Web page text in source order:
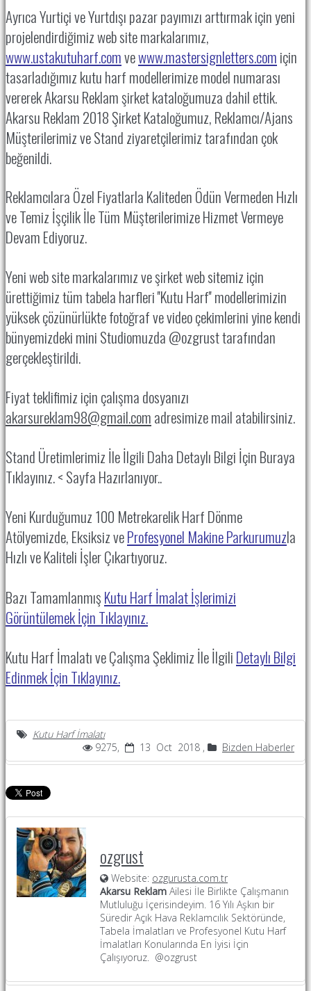
Ayrıca Yurtiçi ve Yurtdışı pazar payımızı arttırmak için yeni
projelendirdiğimiz web site markalarımız,
www.ustakutuharf.comvewww.mastersignletters.comiçin
tasarladığımız kutu harf modellerimize model numarası
vererek Akarsu Reklam şirket kataloğumuza dahil ettik.
Akarsu Reklam 2018 Şirket Kataloğumuz, Reklamcı/Ajans
Müşterilerimiz ve Stand ziyaretçilerimiz tarafından çok
beğenildi.
Reklamcılara Özel Fiyatlarla Kaliteden Ödün Vermeden Hızlı
ve Temiz İşçilik İle Tüm Müşterilerimize Hizmet Vermeye
Devam Ediyoruz.
Yeni web site markalarımız ve şirket web sitemiz için
ürettiğimiz tüm tabela harfleri ''Kutu Harf''modellerimizin
yüksek çözünürlükte fotoğraf ve video çekimlerini yine kendi
bünyemizdeki mini Studiomuzda @ozgrust tarafından
gerçekleştirildi.
Fiyat teklifimiz için çalışma dosyanızı
akarsureklam98@gmail.comadresimize mail atabilirsiniz.
Stand Üretimlerimiz İle İlgili Daha Detaylı Bilgi İçin Buraya
Tıklayınız. < Sayfa Hazırlanıyor..
Yeni Kurduğumuz 100 Metrekarelik Harf Dönme
Atölyemizde, Eksiksiz veProfesyonel Makine Parkurumuzla
Hızlı ve Kaliteli İşler Çıkartıyoruz.
Bazı TamamlanmışKutu Harf İmalat İşlerimizi
Görüntülemek İçin Tıklayınız.
Kutu Harf İmalatı ve Çalışma Şeklimiz İle İlgiliDetaylı Bilgi
Edinmek İçin Tıklayınız.
Kutu Harf İmalatı
9275,
13 Oct 2018 , Bizden Haberler
ozgrust
Website: ozgurusta.com.tr
Akarsu Reklam Ailesi İle Birlikte Çalışmanın
Mutluluğu İçerisindeyim. 16 Yılı Aşkın bir
Süredir Açık Hava Reklamcılık Sektöründe,
Tabela İmalatları ve Profesyonel Kutu Harf
İmalatları Konularında En İyisi İçin
Çalışıyoruz. @ozgrust